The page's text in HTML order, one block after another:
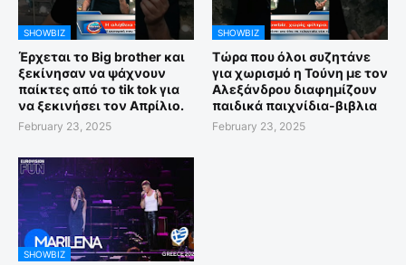
SHOWBIZ
Έρχεται το Big brother και
ξεκίνησαν να ψάχνουν
παίκτες από το tik tok για
να ξεκινήσει τον Απρίλιο.
February 23, 2025
SHOWBIZ
Τώρα που όλοι συζητάνε
για χωρισμό η Τούνη με τον
Αλεξάνδρου διαφημίζουν
παιδικά παιχνίδια-βιβλια
February 23, 2025
SHOWBIZ